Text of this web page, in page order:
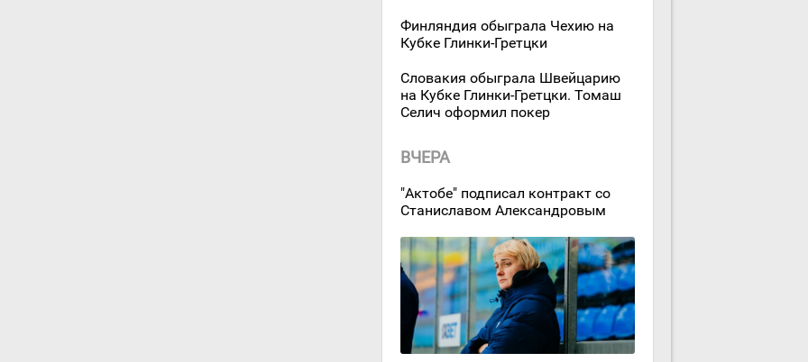
Финляндия обыграла Чехию на
Кубке Глинки-Гретцки
Словакия обыграла Швейцарию
на Кубке Глинки-Гретцки. Томаш
Селич оформил покер
ВЧЕРА
"Актобе" подписал контракт со
Станиславом Александровым